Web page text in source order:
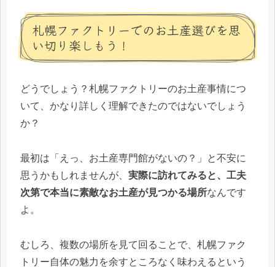
札幌ファクトリーでのお土産選びを思
い切り楽しもう！
どうでしょう？札幌ファクトリーのお土産事情につ
いて、かなり詳しく理解できたのではないでしょう
か？
最初は「えっ、お土産専門館がないの？」と不安に
思うかもしれませんが、 実際に訪れてみると、工夫
次第で本当に素敵なお土産が見つかる場所なんです
よ。
むしろ、複数の場所を見て回ることで、札幌ファク
トリー自体の魅力を余すところなく味わえるという